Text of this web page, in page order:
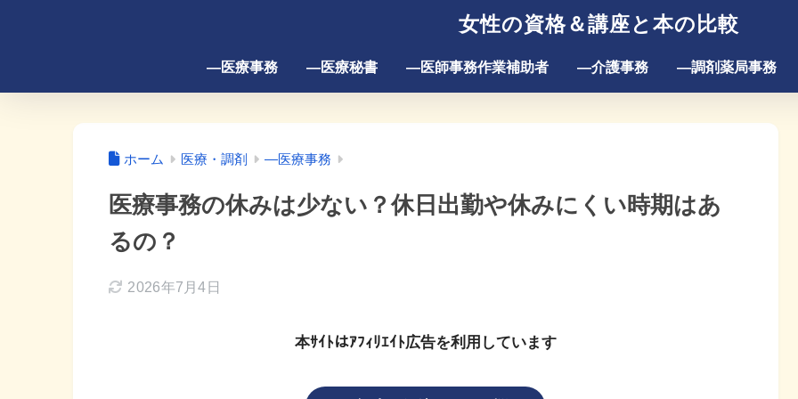
女性の資格＆講座と本の比較
―医療事務 ―医療秘書 ―医師事務作業補助者 ―介護事務 ―調剤薬局事務
ホーム 医療・調剤 ―医療事務
医療事務の休みは少ない？休日出勤や休みにくい時期はあ
るの？
2026年7月4日
本ｻｲﾄはｱﾌｨﾘｴｲﾄ広告を利用しています